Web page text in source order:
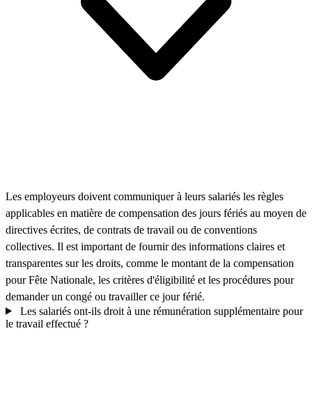
Les employeurs doivent communiquer à leurs salariés les règles
applicables en matière de compensation des jours fériés au moyen de
directives écrites, de contrats de travail ou de conventions
collectives. Il est important de fournir des informations claires et
transparentes sur les droits, comme le montant de la compensation
pour Fête Nationale, les critères d'éligibilité et les procédures pour
demander un congé ou travailler ce jour férié.
Les salariés ont-ils droit à une rémunération supplémentaire pour
le travail effectué ?